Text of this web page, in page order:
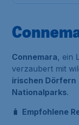
Connemara, ein
verzaubert mit
irischen Dörfern
Nationalparks.
🧳 Empfohlene